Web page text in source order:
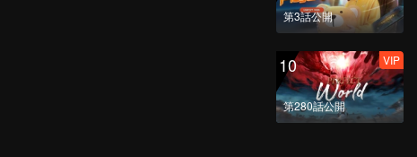
第3話公開
10
第280話公開
VIP